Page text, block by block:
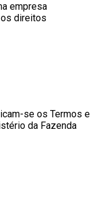
empresa
direitos
se os Termos e
da Fazenda